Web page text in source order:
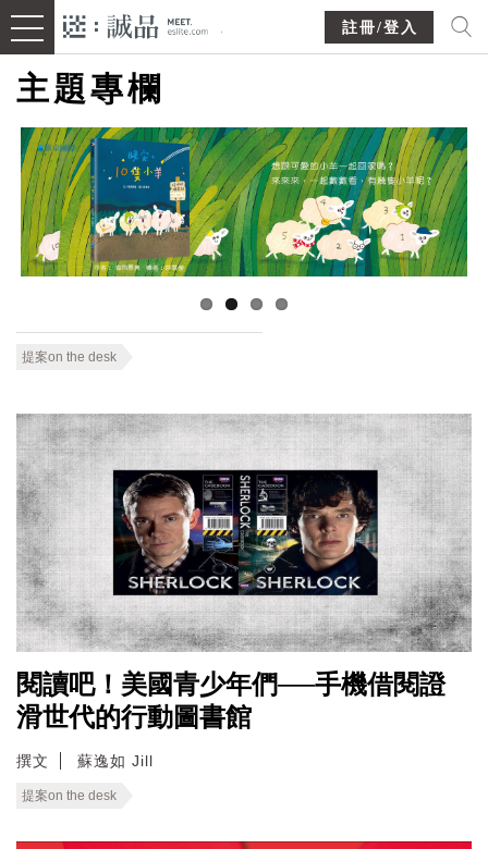
註冊/登入
主題專欄
提案on the desk
閱讀吧！美國青少年們──手機借閱證
滑世代的行動圖書館
撰文 蘇逸如 Jill
提案on the desk